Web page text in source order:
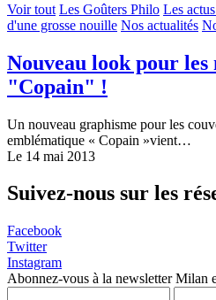
Voir tout Les Goûters Philo Les
d'une grosse nouille Nos actualités
Nouveau look pour les
"Copain" !
Un nouveau graphisme pour les
emblématique « Copain »vient…
Le 14 mai 2013
Suivez-nous sur les
Facebook
Twitter
Instagram
Abonnez-vous à la newsletter Milan